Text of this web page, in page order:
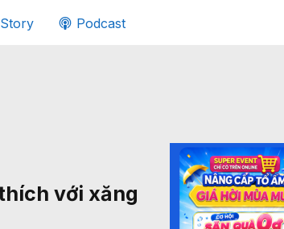
Story Podcast
với xăng